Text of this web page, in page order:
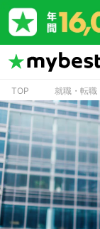
TOP 就職・転職